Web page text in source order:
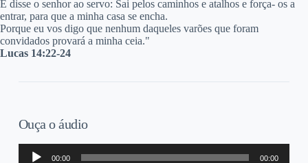
E disse o senhor ao servo: Sai pelos caminhos e atalhos e força- os a
entrar, para que a minha casa se encha.
Porque eu vos digo que nenhum daqueles varões que foram
convidados provará a minha ceia."
Lucas 14:22-24
Ouça o áudio
Tocador
00:00 00:00